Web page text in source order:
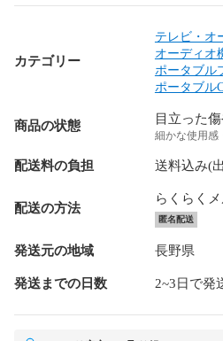
カテゴリー
テレビ・オ
オーディオ
ポータブル
ポータブル
商品の状態 目立った
細かな使用感
配送料の負担 送料込み(
配送の方法
らくらく
匿名配送
発送元の地域 長野県
発送までの日数 2~3日で発